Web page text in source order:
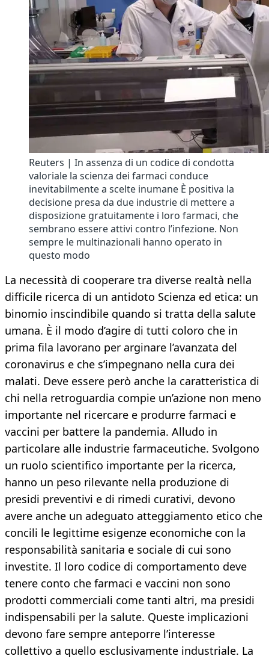
Reuters | In assenza di un codice di condotta
valoriale la scienza dei farmaci conduce
inevitabilmente a scelte inumane È positiva la
decisione presa da due industrie di mettere a
disposizione gratuitamente i loro farmaci, che
sembrano essere attivi contro l’infezione. Non
sempre le multinazionali hanno operato in
questo modo
La necessità di cooperare tra diverse realtà nella
difficile ricerca di un antidoto Scienza ed etica: un
binomio inscindibile quando si tratta della salute
umana. È il modo d’agire di tutti coloro che in
prima fila lavorano per arginare l’avanzata del
coronavirus e che s’impegnano nella cura dei
malati. Deve essere però anche la caratteristica di
chi nella retroguardia compie un’azione non meno
importante nel ricercare e produrre farmaci e
vaccini per battere la pandemia. Alludo in
particolare alle industrie farmaceutiche. Svolgono
un ruolo scientifico importante per la ricerca,
hanno un peso rilevante nella produzione di
presidi preventivi e di rimedi curativi, devono
avere anche un adeguato atteggiamento etico che
concili le legittime esigenze economiche con la
responsabilità sanitaria e sociale di cui sono
investite. Il loro codice di comportamento deve
tenere conto che farmaci e vaccini non sono
prodotti commerciali come tanti altri, ma presidi
indispensabili per la salute. Queste implicazioni
devono fare sempre anteporre l’interesse
collettivo a quello esclusivamente industriale. La